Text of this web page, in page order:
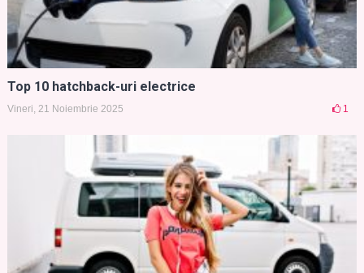
Top 10 hatchback-uri electrice
Vineri, 21 Noiembrie 2025 1